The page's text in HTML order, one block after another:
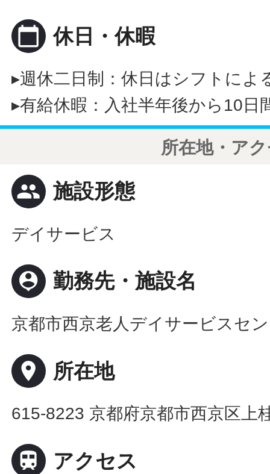
calendar_today 休日・休暇
▸週休二日制：休日はシフトによ
▸有給休暇：入社半年後から10日
所在地・ア
people 施設形態
デイサービス
person_pin 勤務先・施設名
京都市西京老人デイサービスセ
place 所在地
615-8223 京都府京都市西京区上
 アクセス